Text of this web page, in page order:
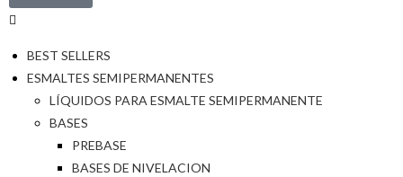
BEST SELLERS
ESMALTES SEMIPERMANENTES
LÍQUIDOS PARA ESMALTE SEMIPERMANENTE
BASES
PREBASE
BASES DE NIVELACION